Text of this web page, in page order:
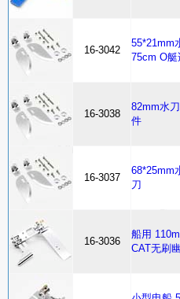
16-3042
55*21mm
75cm O艇
16-3038
82mm水
件
16-3037
68*25mm
刀
16-3036
船用
CAT无刷